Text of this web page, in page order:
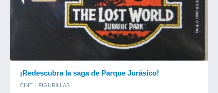
¡Redescubra la saga de Parque Jurásico!
CINE FIGURILLAS